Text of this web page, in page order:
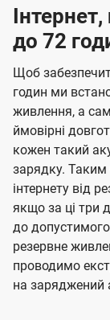
до 72
Щоб
годин ми
живлення, а
ймовірні
кожен такий
зарядку.
інтернету від
якщо за ці три
до
резервне
проводимо
на заряджений